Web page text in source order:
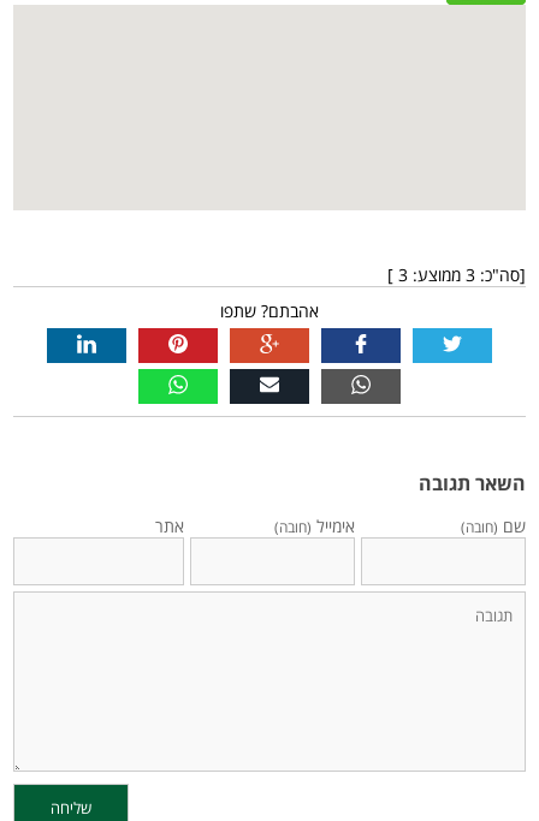
[סה"כ: 3 ממוצע: 3
]
אהבתם? שתפו
השאר תגובה
שם (חובה) אימייל (חובה) אתר